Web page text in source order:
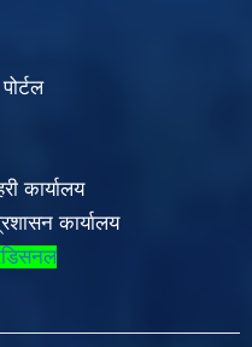
कार्यालय
कार्यालय